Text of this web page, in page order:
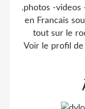
.photos -videos
en Francais
tout sur le
Voir le profil de